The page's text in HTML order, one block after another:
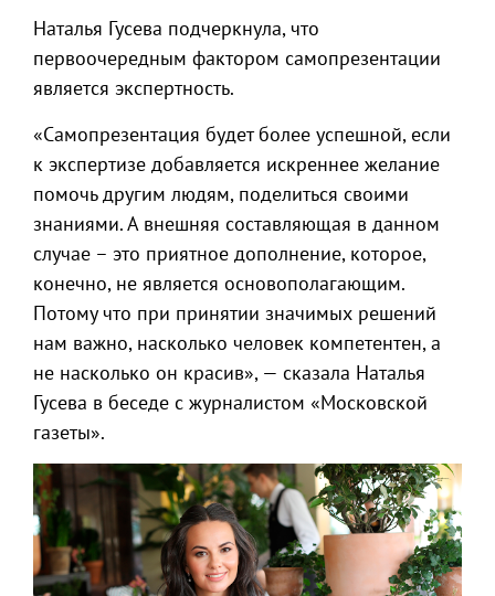
Наталья Гусева подчеркнула, что
первоочередным фактором самопрезентации
является экспертность.
«Самопрезентация будет более успешной, если
к экспертизе добавляется искреннее желание
помочь другим людям, поделиться своими
знаниями. А внешняя составляющая в данном
случае – это приятное дополнение, которое,
конечно, не является основополагающим.
Потому что при принятии значимых решений
нам важно, насколько человек компетентен, а
не насколько он красив», — сказала Наталья
Гусева в беседе с журналистом «Московской
газеты».